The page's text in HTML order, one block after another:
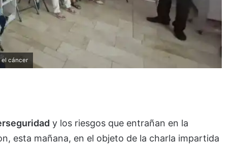
el cáncer
y los riesgos que entrañan en la
esta mañana, en el objeto de la charla impartida